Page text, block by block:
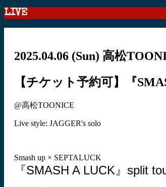
LIVE
2025.04.06 (Sun) 高松
【チケット予約可】『
@高松TOONICE
Live style: JAGGER's solo
Smash up × SEPTALUCK
『SMASH A LUCK』split